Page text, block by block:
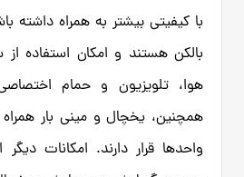
با کیفیتی بیشتر به همراه داشته
بالکن هستند و امکان استفاده
هوا، تلویزیون و حمام
همچنین، یخچال و مینی بار
واحدها قرار دارند. امکانات دیگر